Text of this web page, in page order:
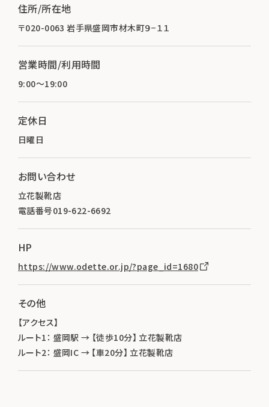
住所/所在地
〒020-0063 岩手県盛岡市材木町９−１１
営業時間/利用時間
9:00～19:00
定休日
日曜日
お問い合わせ
立花製靴店
電話番号019-622-6692
HP
https://www.odette.or.jp/?page_id=1680
その他
【アクセス】
ルート1： 盛岡駅 → 【徒歩10分】 立花製靴店
ルート2： 盛岡IC → 【車20分】 立花製靴店